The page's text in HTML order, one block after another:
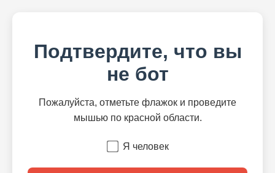
Подтвердите, что вы
не бот
Пожалуйста, отметьте флажок и проведите
мышью по красной области.
Я человек